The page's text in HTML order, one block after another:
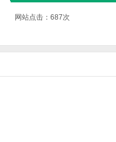
网站点击： 687次